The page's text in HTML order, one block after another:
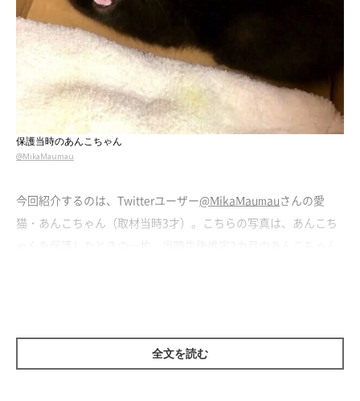
保護当時のあんこちゃん
@MikaMaumau
今回紹介するのは、Twitterユーザー@MikaMaumauさんの愛
猫・あんこちゃん（取材当時3才）。こちらの写真は、あんこち
険しい表情をしていたあんこちゃんですが、3年後には…
全文を読む